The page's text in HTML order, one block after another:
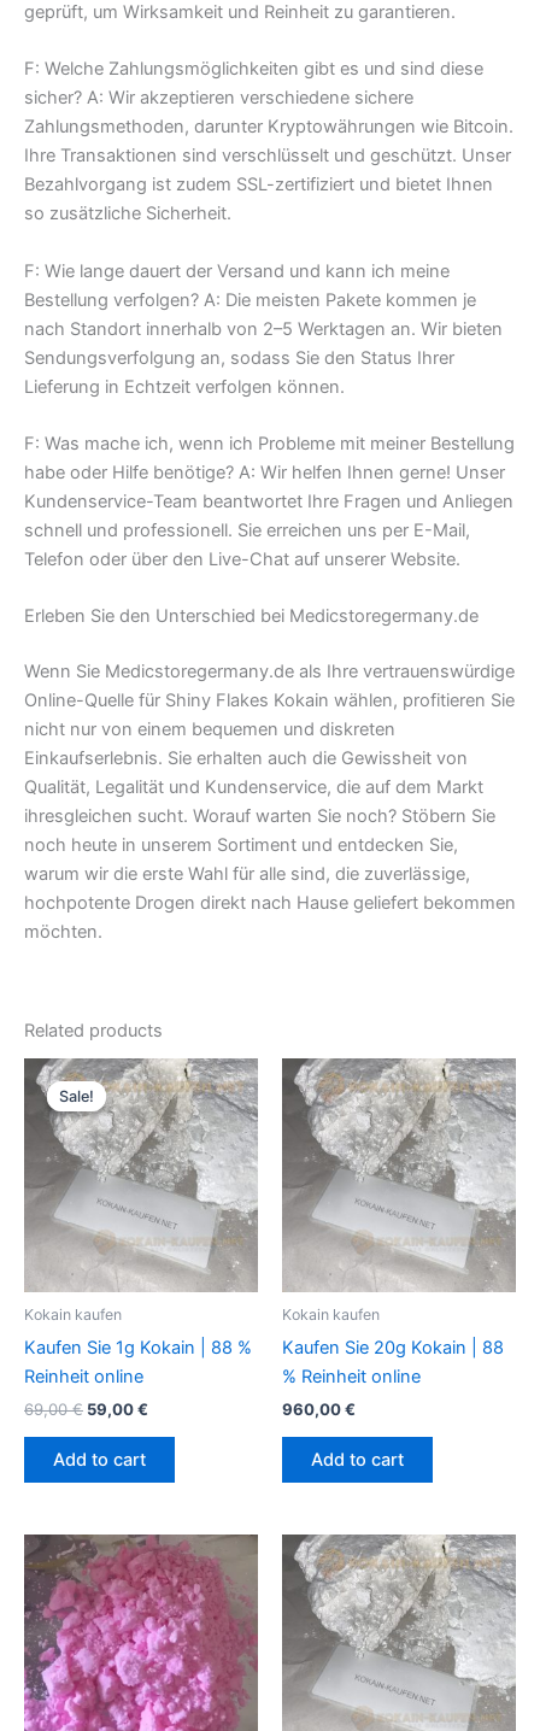
geprüft, um Wirksamkeit und Reinheit zu garantieren.
F: Welche Zahlungsmöglichkeiten gibt es und sind diese
sicher? A: Wir akzeptieren verschiedene sichere
Zahlungsmethoden, darunter Kryptowährungen wie Bitcoin.
Ihre Transaktionen sind verschlüsselt und geschützt. Unser
Bezahlvorgang ist zudem SSL-zertifiziert und bietet Ihnen
so zusätzliche Sicherheit.
F: Wie lange dauert der Versand und kann ich meine
Bestellung verfolgen? A: Die meisten Pakete kommen je
nach Standort innerhalb von 2–5 Werktagen an. Wir bieten
Sendungsverfolgung an, sodass Sie den Status Ihrer
Lieferung in Echtzeit verfolgen können.
F: Was mache ich, wenn ich Probleme mit meiner Bestellung
habe oder Hilfe benötige? A: Wir helfen Ihnen gerne! Unser
Kundenservice-Team beantwortet Ihre Fragen und Anliegen
schnell und professionell. Sie erreichen uns per E-Mail,
Telefon oder über den Live-Chat auf unserer Website.
Erleben Sie den Unterschied bei Medicstoregermany.de
Wenn Sie Medicstoregermany.de als Ihre vertrauenswürdige
Online-Quelle für Shiny Flakes Kokain wählen, profitieren Sie
nicht nur von einem bequemen und diskreten
Einkaufserlebnis. Sie erhalten auch die Gewissheit von
Qualität, Legalität und Kundenservice, die auf dem Markt
ihresgleichen sucht. Worauf warten Sie noch? Stöbern Sie
noch heute in unserem Sortiment und entdecken Sie,
warum wir die erste Wahl für alle sind, die zuverlässige,
hochpotente Drogen direkt nach Hause geliefert bekommen
möchten.
Related products
Sale!
Sale!
Kokain kaufen
Kaufen Sie 1g Kokain | 88 %
Reinheit online
69,00€
Original
price
was:
69,00 €.
59,00€
Current
price
is:
59,00 €.
Add to cart
Kokain kaufen
Kaufen Sie 20g Kokain | 88
% Reinheit online
960,00€
Add to cart